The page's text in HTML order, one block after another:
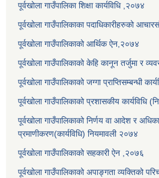
पूर्वखोला गाउँपालिका शिक्षा कार्यविधि ,२०७४
पूर्वखोला गाउँपालिकाका पदाधिकारीहरुको
पूर्वखोला गाउँपालिकाको आर्थिक ऐन,२०७४
पूर्वखोला गाउँपालिकाको केहि कानून तर्जुमा र
पूर्वखोला गाउँपालिकाको जग्गा प्राप्तिसम्बन्धी
पूर्वखोला गाउँपालिकाको प्रशासकीय कार्यविधि
पूर्वखोला गाउँपालिकाको निर्णय वा आदेश र
प्रमाणीकरण(कार्यविधि) नियमावली २०७४
पूर्वखोला गाउँपालिकाको सहकारी ऐन ,२०७६
पूर्वखोला गाउँपालिकाको अपाङ्गता व्यक्तिको